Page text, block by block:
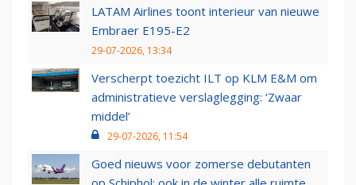
LATAM Airlines toont interieur van nieuwe
Embraer E195-E2
29-07-2026, 13:34
Verscherpt toezicht ILT op KLM E&M om
administratieve verslaglegging: ‘Zwaar
middel’
29-07-2026, 11:54
Goed nieuws voor zomerse debutanten